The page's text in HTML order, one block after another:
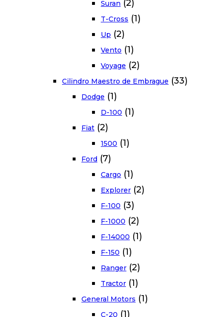
Suran (2)
T-Cross (1)
Up (2)
Vento (1)
Voyage (2)
Cilindro Maestro de Embrague (33)
Dodge (1)
D-100 (1)
Fiat (2)
1500 (1)
Ford (7)
Cargo (1)
Explorer (2)
F-100 (3)
F-1000 (2)
F-14000 (1)
F-150 (1)
Ranger (2)
Tractor (1)
General Motors (1)
C-20 (1)